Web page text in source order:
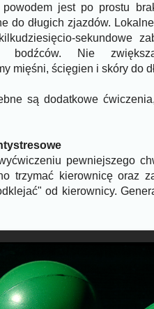
powodem jest po prostu
do długich zjazdów.
sekundowe
bodźców. Nie
mięśni, ścięgien i skóry do
są dodatkowe
pewniejszego
trzymać kierownicę oraz
od kierownicy.